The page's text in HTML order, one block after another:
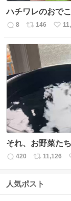
ハチワレのおで
返
数
8
リ
ス
ト
数
146
い
ね
数
それ、お野菜た
返
数
420
リ
ス
11,126
人気ポスト